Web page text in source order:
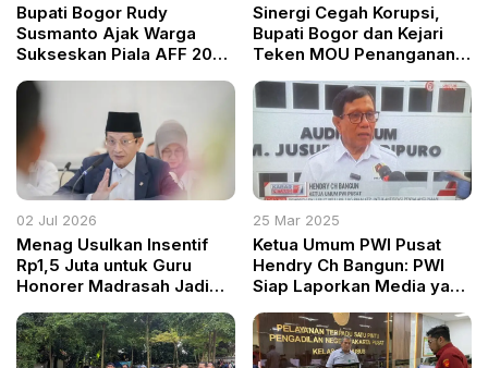
Bupati Bogor Rudy
Susmanto Ajak Warga
Sukseskan Piala AFF 2026
Sinergi Cegah Korupsi,
Bupati Bogor dan Kejari
Teken MOU Penanganan
Usaha Negara
02 Jul 2026
Menag Usulkan Insentif
Rp1,5 Juta untuk Guru
Honorer Madrasah Jadi
25 Mar 2025
Ketua Umum PWI Pusat
Hendry Ch Bangun: PWI
Siap Laporkan Media yang